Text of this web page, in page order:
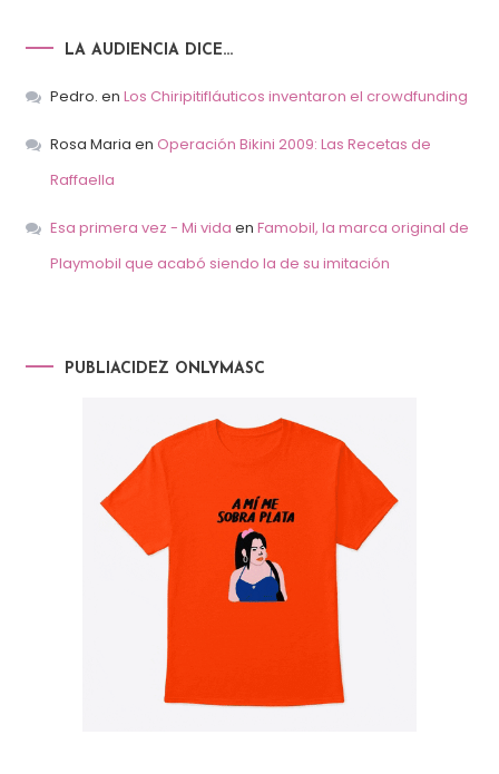
LA AUDIENCIA DICE…
Pedro. en Los Chiripitifláuticos inventaron el crowdfunding
Rosa Maria en Operación Bikini 2009: Las Recetas de
Raffaella
Esa primera vez - Mi vida en Famobil, la marca original de
Playmobil que acabó siendo la de su imitación
PUBLIACIDEZ ONLYMASC